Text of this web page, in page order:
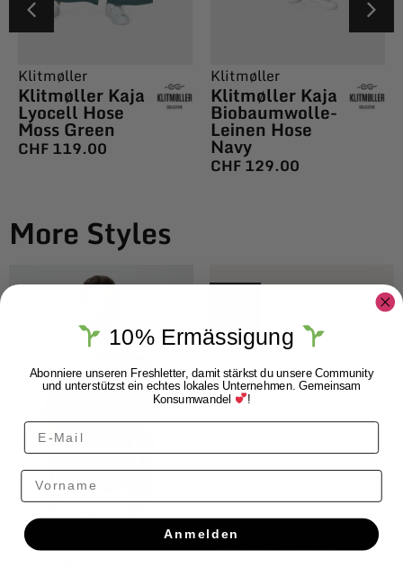
Klitmøller
Klitmøller Kaja
Lyocell Hose
Moss Green
CHF119.00
Klitmøller
Klitmøller Kaja
Biobaumwolle-
Leinen Hose
Navy
CHF129.00
More Styles
Knowledge Cotton
10% Ermässigung
Abonniere unseren Freshletter, damit stärkst du unsere Community
und unterstützst ein echtes lokales Unternehmen. Gemeinsam
Konsumwandel !
Vorname
Anmelden